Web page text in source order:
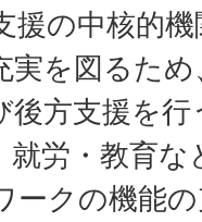
援の中核的
実を図るた
後方支援を
就労・教育
ークの機能